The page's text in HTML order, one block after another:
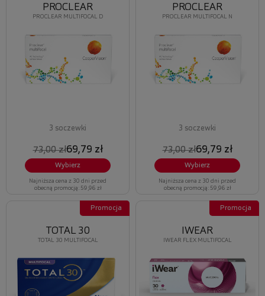
PROCLEAR MULTIFOCAL D
PROCLEAR
3 soczewki
73,00 zł69,79 zł
Wybierz
Najniższa cena z 30 dni przed
obecną promocją: 59,96 zł
PROCLEAR MULTIFOCAL N
PROCLEAR
3 soczewki
73,00 zł69,79 zł
Wybierz
Najniższa cena z 30 dni przed
obecną promocją: 59,96 zł
Promocja
TOTAL 30 MULTIFOCAL
TOTAL 30
Promocja
IWEAR FLEX MULTIFOCAL
IWEAR